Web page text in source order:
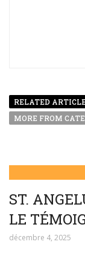
RELATED
MORE FROM
ST.
LE
décembre 4, 2025